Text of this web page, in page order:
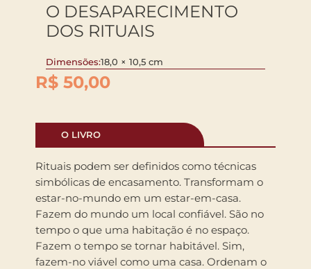
O DESAPARECIMENTO
DOS RITUAIS
Dimensões:18,0 × 10,5 cm
R$ 50,00
O LIVRO
Rituais podem ser definidos como técnicas
simbólicas de encasamento. Transformam o
estar-no-mundo em um estar-em-casa.
Fazem do mundo um local confiável. São no
tempo o que uma habitação é no espaço.
Fazem o tempo se tornar habitável. Sim,
fazem-no viável como uma casa. Ordenam o